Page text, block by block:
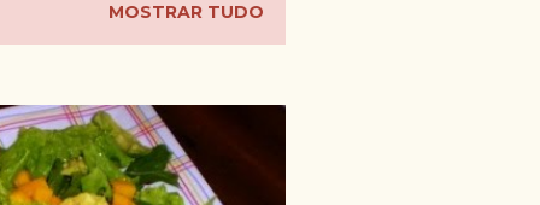
MOSTRAR TUDO